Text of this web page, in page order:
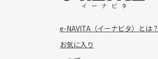
e-NAVITA（イーナビタ）とは？
お気に入り